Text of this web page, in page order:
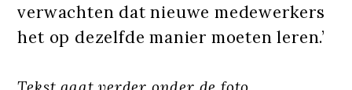
verwachten dat nieuwe medewerkers
het op dezelfde manier moeten leren.’